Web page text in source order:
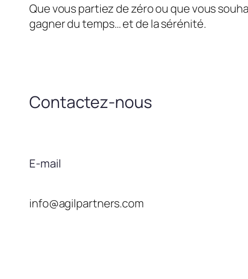
Que vous partiez de zéro ou que vous
gagner du temps… et de la sérénité.
Contactez-nous
E-mail
info@agilpartners.com